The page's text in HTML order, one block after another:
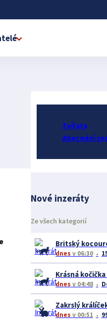
Zvířata
Abecední
Nové inzeráty
Ze všech kategorií
Britský
dnes v 06:30
Krásná
dnes v 04:48
Zakrslý
dnes v 00:51